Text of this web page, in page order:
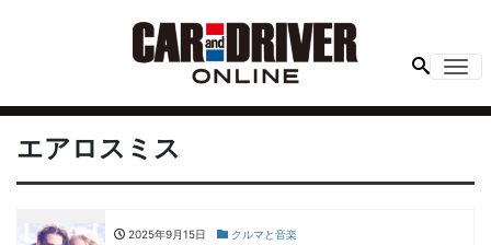
エアロスミス
2025年9月15日 クルマと音楽